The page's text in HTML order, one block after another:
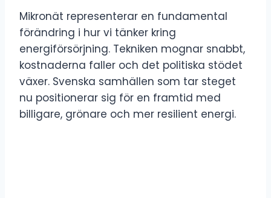
Mikronät representerar en fundamental
förändring i hur vi tänker kring
energiförsörjning. Tekniken mognar snabbt,
kostnaderna faller och det politiska stödet
växer. Svenska samhällen som tar steget
nu positionerar sig för en framtid med
billigare, grönare och mer resilient energi.